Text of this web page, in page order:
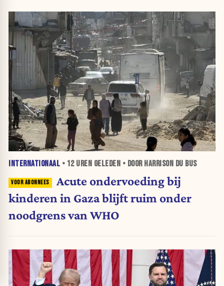
INTERNATIONAAL • 12 UREN GELEDEN • DOOR HARRISON DU BUS
Acute ondervoeding bij
kinderen in Gaza blijft ruim onder
noodgrens van WHO